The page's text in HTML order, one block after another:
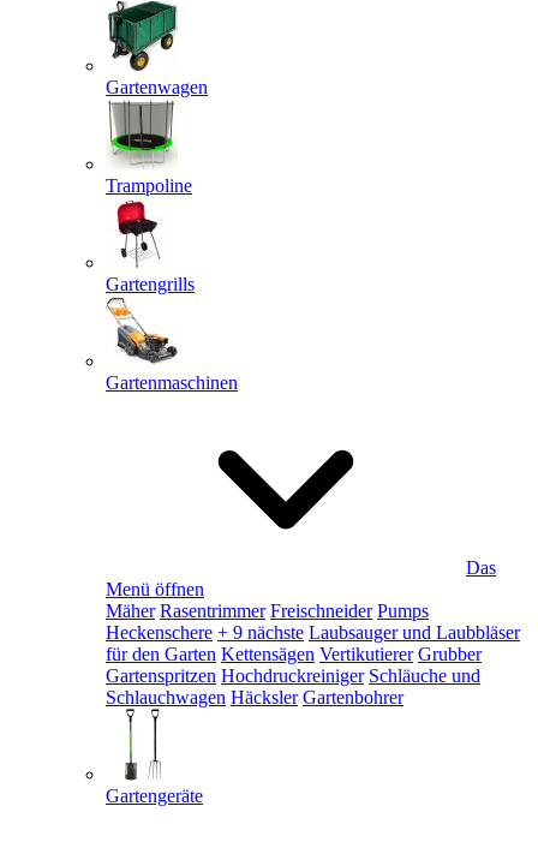
Gartenwagen
Trampoline
Gartengrills
Gartenmaschinen
Das
Menü öffnen
Mäher Rasentrimmer Freischneider Pumps
Heckenschere + 9 nächste Laubsauger und Laubbläser
für den Garten Kettensägen Vertikutierer Grubber
Gartenspritzen Hochdruckreiniger Schläuche und
Schlauchwagen Häcksler Gartenbohrer
Gartengeräte